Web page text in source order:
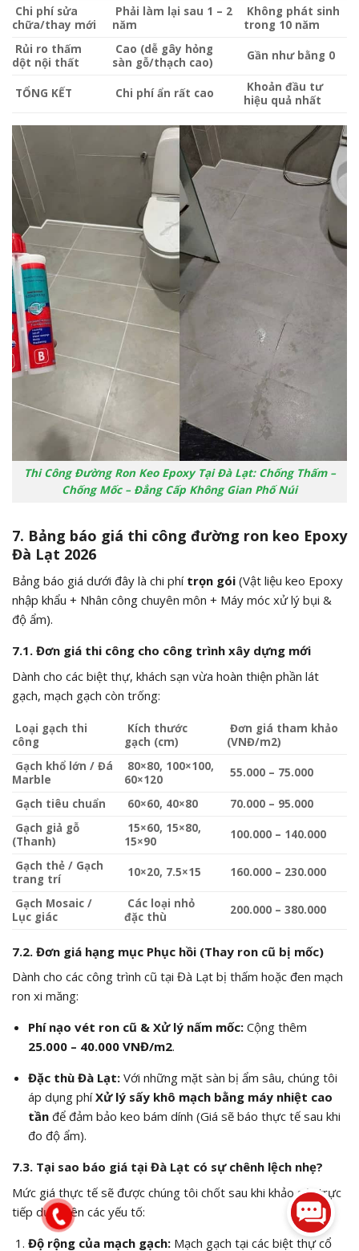
Chi phí sửa
chữa/thay mới
Phải làm lại sau 1 – 2
năm
Không phát sinh
trong 10 năm
Rủi ro thấm
dột nội thất
Cao (dễ gây hỏng
sàn gỗ/thạch cao)
Gần như bằng 0
TỔNG KẾT Chi phí ẩn rất cao
Khoản đầu tư
hiệu quả nhất
Thi Công Đường Ron Keo Epoxy Tại Đà Lạt: Chống Thấm –
Chống Mốc – Đẳng Cấp Không Gian Phố Núi
7. Bảng báo giá thi công đường ron keo Epoxy
Đà Lạt 2026
Bảng báo giá dưới đây là chi phí trọn gói (Vật liệu keo Epoxy
nhập khẩu + Nhân công chuyên môn + Máy móc xử lý bụi &
độ ẩm).
7.1. Đơn giá thi công cho công trình xây dựng mới
Dành cho các biệt thự, khách sạn vừa hoàn thiện phần lát
gạch, mạch gạch còn trống:
Loại gạch thi
công
Kích thước
gạch (cm)
Đơn giá tham khảo
(VNĐ/m2)
Gạch khổ lớn / Đá
Marble
80×80, 100×100,
60×120
55.000 – 75.000
Gạch tiêu chuẩn 60×60, 40×80
70.000 – 95.000
Gạch giả gỗ
(Thanh)
15×60, 15×80,
15×90
100.000 – 140.000
Gạch thẻ / Gạch
trang trí
10×20, 7.5×15 160.000 – 230.000
Gạch Mosaic /
Lục giác
Các loại nhỏ
đặc thù
200.000 – 380.000
7.2. Đơn giá hạng mục Phục hồi (Thay ron cũ bị mốc)
Dành cho các công trình cũ tại Đà Lạt bị thấm hoặc đen mạch
ron xi măng:
Phí nạo vét ron cũ & Xử lý nấm mốc:Cộng thêm
25.000 – 40.000 VNĐ/m2.
Đặc thù Đà Lạt:Với những mặt sàn bị ẩm sâu, chúng tôi
áp dụng phíXử lý sấy khô mạch bằng máy nhiệt cao
tầnđể đảm bảo keo bám dính (Giá sẽ báo thực tế sau khi
đo độ ẩm).
7.3. Tại sao báo giá tại Đà Lạt có sự chênh lệch nhẹ?
Mức giá thực tế sẽ được chúng tôi chốt sau khi khảo sát trực
tiếp dựa trên các yếu tố:
Độ rộng của mạch gạch:Mạch gạch tại các biệt thự cổ